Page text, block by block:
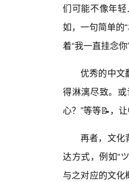
们可能不像年
如，一句简单的
着“我一直挂念
优秀的中文
得淋漓尽致。
心？”等等📝，
再者，文化
达方式，例如“
与之对应的文化